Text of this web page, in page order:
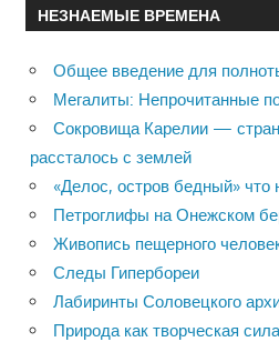
по
записям
НЕЗНАЕМЫЕ ВРЕМЕНА
Общее введение для
Мегалиты: Непрочитанные
Сокровища Карелии —
рассталось с землей
«Делос, остров бедный» что
Петроглифы на Онежском
Живопись пещерного
Следы Гипербореи
Лабиринты Соловецкого
Природа как творческая сила